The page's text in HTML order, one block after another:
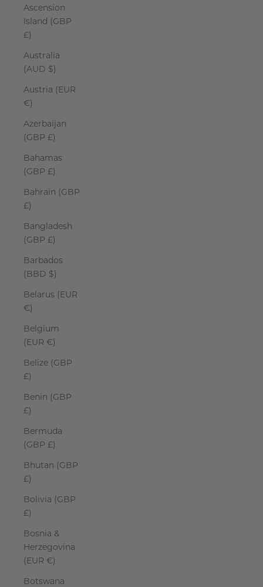
Ascension
Island (GBP
£)
Australia
(AUD $)
Austria (EUR
€)
Azerbaijan
(GBP £)
Bahamas
(GBP £)
Bahrain (GBP
£)
Bangladesh
(GBP £)
Barbados
(BBD $)
Belarus (EUR
€)
Belgium
(EUR €)
Belize (GBP
£)
Benin (GBP
£)
Bermuda
(GBP £)
Bhutan (GBP
£)
Bolivia (GBP
£)
Bosnia &
Herzegovina
(EUR €)
Botswana